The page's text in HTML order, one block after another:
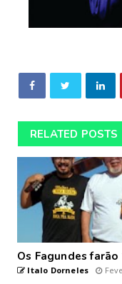
RELATED POSTS
Os Fagundes
Italo Dorneles